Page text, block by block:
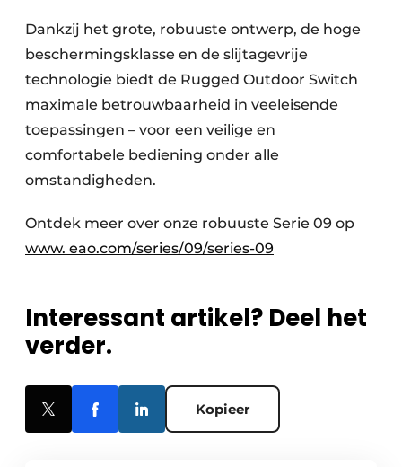
Dankzij het grote, robuuste ontwerp, de hoge
beschermingsklasse en de slijtagevrije
technologie biedt de Rugged Outdoor Switch
maximale betrouwbaarheid in veeleisende
toepassingen – voor een veilige en
comfortabele bediening onder alle
omstandigheden.
Ontdek meer over onze robuuste Serie 09 op
www. eao.com/series/09/series-09
Interessant artikel? Deel het
verder.
Kopieer